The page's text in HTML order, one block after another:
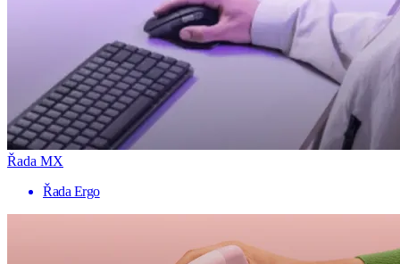
Řada MX
Řada Ergo